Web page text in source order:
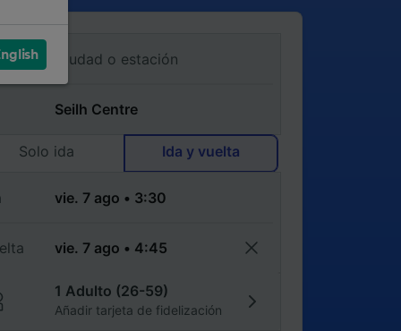
Solo ida Ida y vuelta
1 Adulto (26-59)
Añadir tarjeta de fidelización